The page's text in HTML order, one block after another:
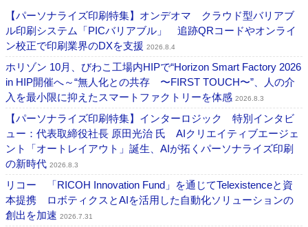
【パーソナライズ印刷特集】オンデオマ クラウド型バリアブ
ル印刷システム「PICバリアブル」 追跡QRコードやオンライ
ン校正で印刷業界のDXを支援 2026.8.4
ホリゾン 10月、びわこ工場内HIPで“Horizon Smart Factory 2026
in HIP開催へ～“無人化との共存 〜FIRST TOUCH〜”、人の介
入を最小限に抑えたスマートファクトリーを体感 2026.8.3
【パーソナライズ印刷特集】インターロジック 特別インタビ
ュー：代表取締役社長 原田光治 氏 AIクリエイティブエージェ
ント「オートレイアウト」誕生、AIが拓くパーソナライズ印刷
の新時代 2026.8.3
リコー 「RICOH Innovation Fund」を通じてTelexistenceと資
本提携 ロボティクスとAIを活用した自動化ソリューションの
創出を加速 2026.7.31